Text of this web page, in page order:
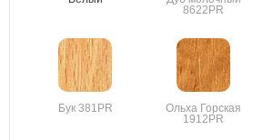
8622PR
Бук 381PR
Ольха Горская
1912PR